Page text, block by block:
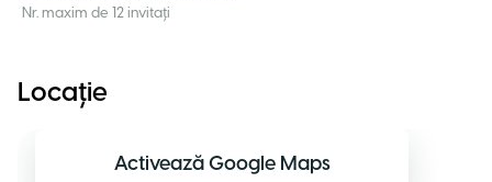
Nr. maxim de 12 invitați
Locație
Activează Google Maps